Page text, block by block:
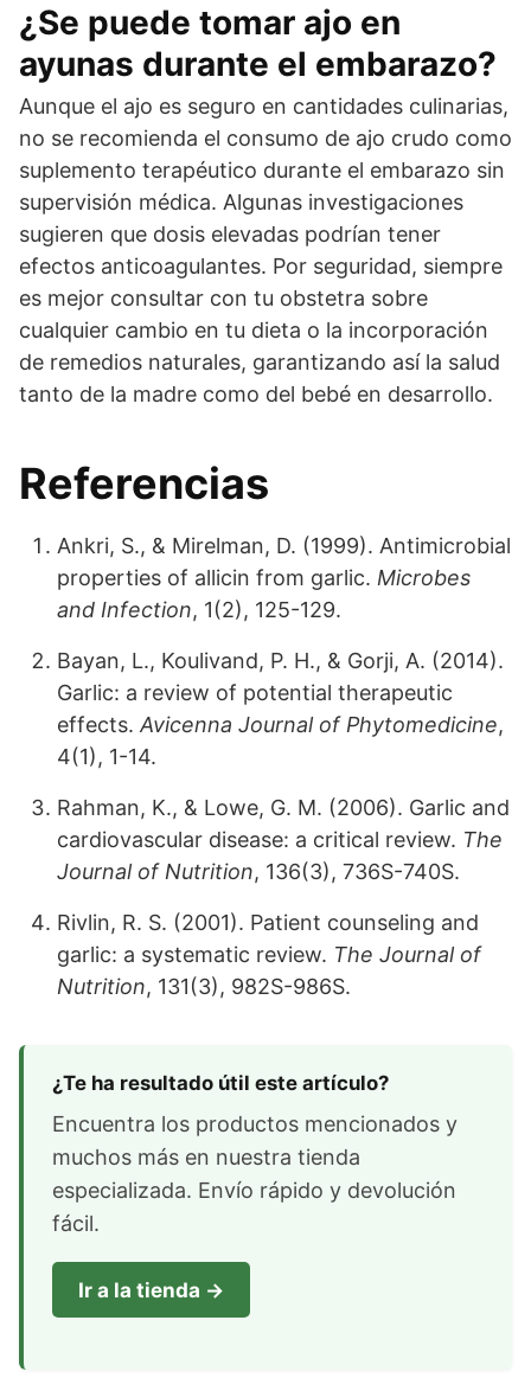
¿Se puede tomar ajo en
ayunas durante el embarazo?
Aunque el ajo es seguro en cantidades culinarias,
no se recomienda el consumo de ajo crudo como
suplemento terapéutico durante el embarazo sin
supervisión médica. Algunas investigaciones
sugieren que dosis elevadas podrían tener
efectos anticoagulantes. Por seguridad, siempre
es mejor consultar con tu obstetra sobre
cualquier cambio en tu dieta o la incorporación
de remedios naturales, garantizando así la salud
tanto de la madre como del bebé en desarrollo.
Referencias
Ankri, S., & Mirelman, D. (1999). Antimicrobial
properties of allicin from garlic. Microbes
and Infection, 1(2), 125-129.
Bayan, L., Koulivand, P. H., & Gorji, A. (2014).
Garlic: a review of potential therapeutic
effects. Avicenna Journal of Phytomedicine,
4(1), 1-14.
Rahman, K., & Lowe, G. M. (2006). Garlic and
cardiovascular disease: a critical review. The
Journal of Nutrition, 136(3), 736S-740S.
Rivlin, R. S. (2001). Patient counseling and
garlic: a systematic review. The Journal of
Nutrition, 131(3), 982S-986S.
¿Te ha resultado útil este artículo?
Encuentra los productos mencionados y
muchos más en nuestra tienda
especializada. Envío rápido y devolución
fácil.
Ir a la tienda →